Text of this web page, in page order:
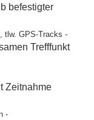
befestigter
tlw. GPS-Tracks -
Trefffunkt
Zeitnahme
-